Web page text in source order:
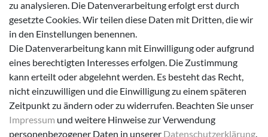
Versanddienstleister
zu analysieren. Die Datenverarbeitung erfolgt erst durch
gesetzte Cookies. Wir teilen diese Daten mit Dritten, die wir
in den Einstellungen benennen.
Die Datenverarbeitung kann mit Einwilligung oder aufgrund
eines berechtigten Interesses erfolgen. Die Zustimmung
kann erteilt oder abgelehnt werden. Es besteht das Recht,
nicht einzuwilligen und die Einwilligung zu einem späteren
Zeitpunkt zu ändern oder zu widerrufen. Beachten Sie unser
Impressum und weitere Hinweise zur Verwendung
personenbezogener Daten in unserer Daten­schutz­erklärung.